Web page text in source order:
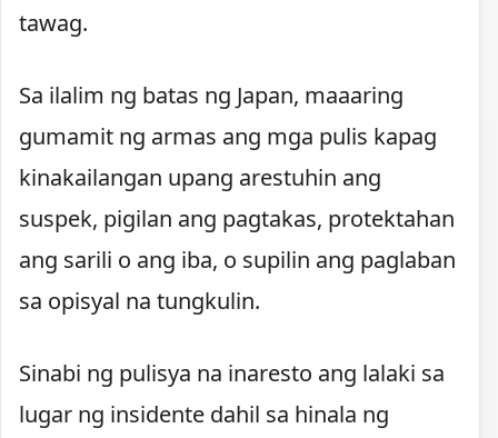
tawag.
Sa ilalim ng batas ng Japan, maaaring
gumamit ng armas ang mga pulis kapag
kinakailangan upang arestuhin ang
suspek, pigilan ang pagtakas, protektahan
ang sarili o ang iba, o supilin ang paglaban
sa opisyal na tungkulin.
Sinabi ng pulisya na inaresto ang lalaki sa
lugar ng insidente dahil sa hinala ng